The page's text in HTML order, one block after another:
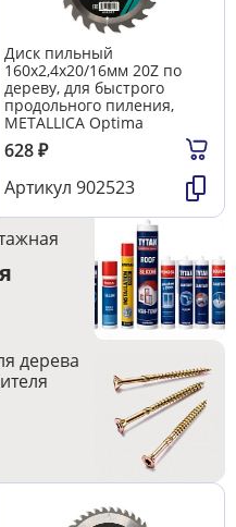
Диск пильный
160х2,4х20/16мм 20Z по
дереву, для быстрого
продольного пиления,
METALLICA Optima
628₽
Артикул 902523
дерева